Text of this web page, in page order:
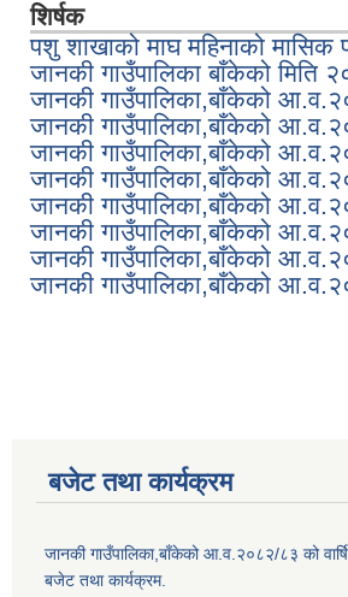
शिर्षक
पशु शाखाको माघ महिनाको मासिक
जानकी गाउँपालिका बाँकेको मिति
जानकी गाउँपालिका,बाँकेको
जानकी गाउँपालिका,बाँकेको
जानकी गाउँपालिका,बाँकेको
जानकी गाउँपालिका,बाँकेको
जानकी गाउँपालिका,बाँकेको
जानकी गाउँपालिका,बाँकेको
जानकी गाउँपालिका,बाँकेको
जानकी गाउँपालिका,बाँकेको
बजेट तथा कार्यक्रम
जानकी गाउँपालिका,बाँकेको आ.व.२०८२/८३ को
बजेट तथा कार्यक्रम.